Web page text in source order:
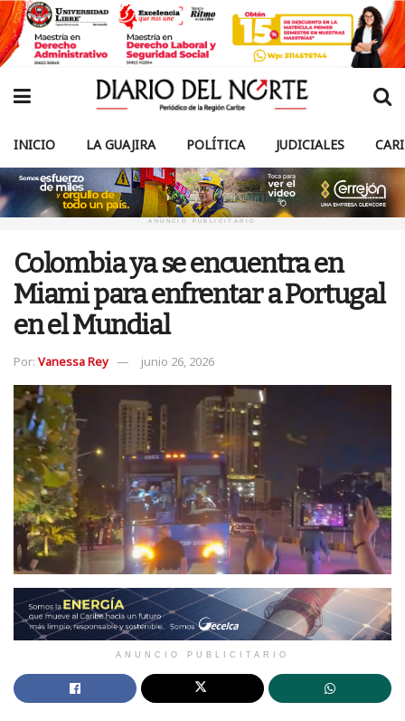
INICIO LA GUAJIRA POLÍTICA JUDICIALES
ANUNCIO PUBLICITARIO
Colombia ya se encuentra en
Miami para enfrentar a Portugal
en el Mundial
Por: Vanessa Rey junio 26, 2026
ANUNCIO PUBLICITARIO